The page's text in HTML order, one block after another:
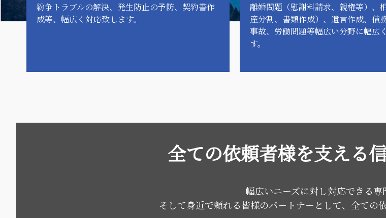
紛争トラブルの解決、発生防止の予防、契約書作
成等、幅広く対応致します。
離婚問題（慰謝料請求、親権等）、
産分割、書類作成）、遺言作成、債
事故、労働問題等幅広い分野に幅広
す。
全ての依頼者様を支える
幅広いニーズに対し対応できる専
そして身近で頼れる皆様のパートナーとして、全ての